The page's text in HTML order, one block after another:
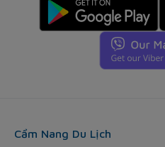
Cẩm Nang Du Lịch